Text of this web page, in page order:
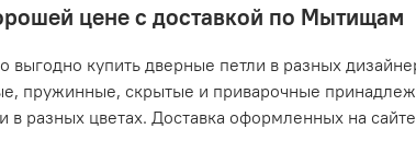
цене с доставкой по Мытищам
купить дверные петли в разных
пружинные, скрытые и приварочные
разных цветах. Доставка оформленных на